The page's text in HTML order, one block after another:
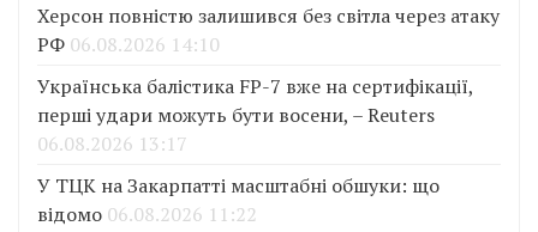
Херсон повністю залишився без світла через атаку
РФ 06.08.2026 14:10
Українська балістика FP-7 вже на сертифікації,
перші удари можуть бути восени, – Reuters
06.08.2026 13:17
У ТЦК на Закарпатті масштабні обшуки: що
відомо 06.08.2026 11:22